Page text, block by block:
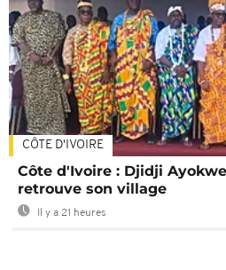
CÔTE D'IVOIRE
Côte d'Ivoire : Djidji
retrouve son village
Il y a 21 heures